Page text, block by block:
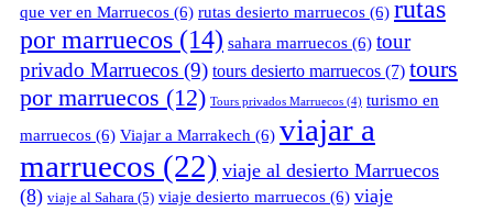
que ver en Marruecos (6) rutas desierto marruecos (6) rutas
por marruecos (14) sahara marruecos (6) tour
privado Marruecos (9) tours desierto marruecos (7) tours
por marruecos (12) Tours privados Marruecos (4) turismo en
marruecos (6) Viajar a Marrakech (6) viajar a
marruecos (22) viaje al desierto Marruecos
(8) viaje al Sahara (5) viaje desierto marruecos (6) viaje